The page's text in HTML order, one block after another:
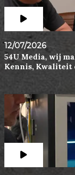
12/07/2026
54U Media, wij
Kennis, Kwaliteit